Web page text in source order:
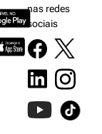
nas redes
sociais